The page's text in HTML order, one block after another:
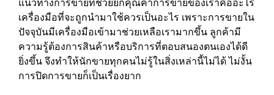
แนวทางการขายที่ช่วยยกคุณค่าการขายของเราคืออะไร
เครื่องมือที่จะถูกนำมาใช้ควรเป็นอะไร เพราะการขายใน
ปัจจุบันมีเครื่องมือเข้ามาช่วยเหลือเรามากขึ้น ลูกค้ามี
ความรู้ต้องการสินค้าหรือบริการที่ตอบสนองตนเองได้ดี
ยิ่งขึ้น จึงทำให้นักขายทุกคนไม่รู้ในสิ่งเหล่านี้ไม่ได้ ไม่งั้น
การปิดการขายก็เป็นเรื่องยาก